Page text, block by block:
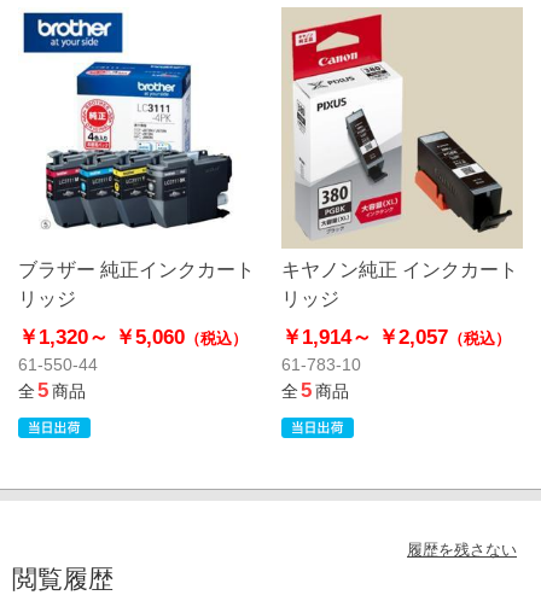
ブラザー 純正インクカート
リッジ
￥1,320～ ￥5,060 （税込）
61-550-44
全5商品
キヤノン純正 インクカート
リッジ
￥1,914～ ￥2,057（税込）
61-783-10
全5商品
履歴を残さない
閲覧履歴